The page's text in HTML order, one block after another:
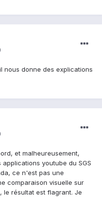
nous donne des explications
et malheureusement,
youtube du SGS
ce n'est pas une
comparaison visuelle sur
le résultat est flagrant. Je